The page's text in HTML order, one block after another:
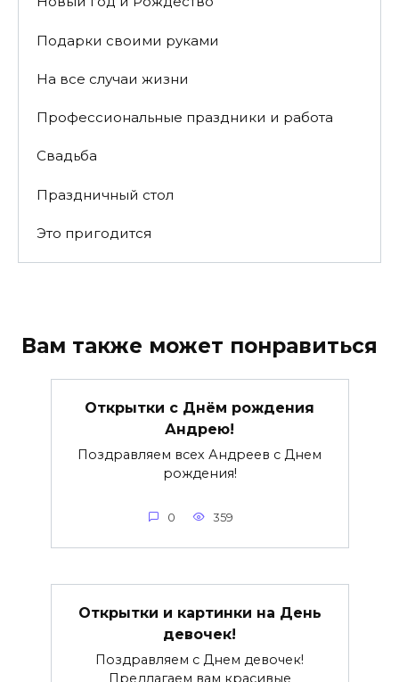
Подарки своими руками
На все случаи жизни
Профессиональные праздники и работа
Свадьба
Праздничный стол
Это пригодится
Вам также может понравиться
Открытки с Днём рождения
Андрею!
Поздравляем всех Андреев с Днем
рождения!
0 359
Открытки и картинки на День
девочек!
Поздравляем с Днем девочек!
Предлагаем вам красивые